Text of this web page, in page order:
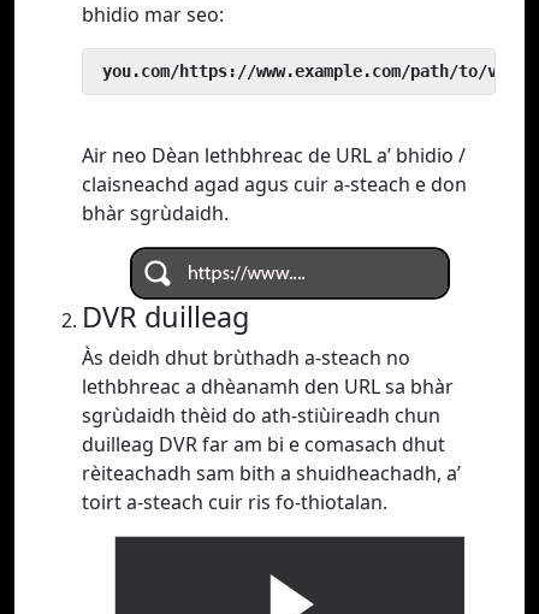
bhidio mar seo:
you.com/https://www.example.com/path/to/video
Air neo Dèan lethbhreac de URL a’ bhidio /
claisneachd agad agus cuir a-steach e don
bhàr sgrùdaidh.
DVR duilleag
Às deidh dhut brùthadh a-steach no
lethbhreac a dhèanamh den URL sa bhàr
sgrùdaidh thèid do ath-stiùireadh chun
duilleag DVR far am bi e comasach dhut
rèiteachadh sam bith a shuidheachadh, a’
toirt a-steach cuir ris fo-thiotalan.